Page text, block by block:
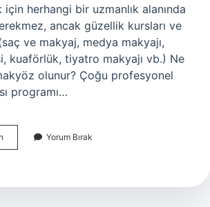
için herhangi bir uzmanlık alanında
ancak güzellik kursları ve
ve makyaj, medya makyajı,
kuaförlük, tiyatro makyajı vb.) Ne
olunur? Çoğu profesyonel
programı…
Makeup
Uzmanı
Yorum Bırak